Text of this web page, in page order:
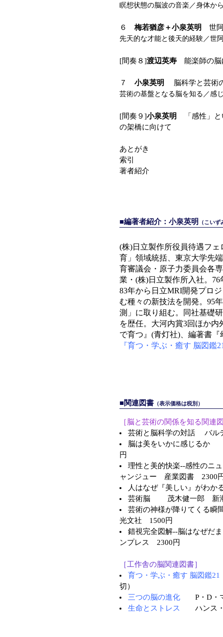
瞑想状態の脳波の音楽／身体か
６ 梅若猶彦＋小泉英明 世阿
先天的な才能と後天的経験／世
[間奏８]渡辺英寿 能楽師の脳
７ 小泉英明 脳科学と芸術
芸術の基盤となる脳を知る／感
[間奏９]小泉英明
「感性」と
の架橋に向けて
あとがき
索引
著者紹介
■編著者紹介：小泉英明 （こい
(株)日立製作所役員待遇フ
育」領域統括、東京大学先
育審議会・原子力委員会各
業・(株)日立製作所入社。
83年から日立MRI開発プロ
む種々の新技法を開発。95
測」に取り組む。同社基礎
を歴任。大河内賞3回ほか
で育つ』(青灯社)、編著書
『育つ・学ぶ・癒す 脳図鑑
■関連図書 （表示価格は税別）
［脳と芸術の関係を知る関連
芸術と脳科学の対話 バル
脳は美をいかに感じる
円
理性と美的快楽--感性の
ャンジュー 産業図書 2300
人はなぜ『美しい』が
芸術脳 茂木健一郎 新
芸術の神様が降りてくる
光文社 1500円
錯視完全図解--脳はなぜ
ンプレス 2300円
［工作舎の脳関連図書］
育つ・学ぶ・癒す 脳図鑑21
切）
三つの脳の進化 P・D・
生命とストレス
ハンス・